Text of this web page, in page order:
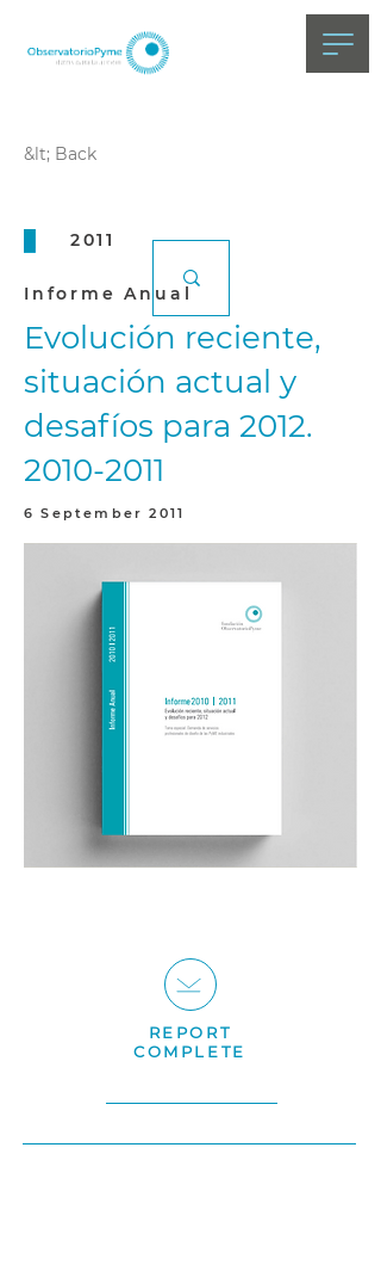
&lt; Back
2011
Informe Anual
Evolución reciente,
situación actual y
desafíos para 2012.
2010-2011
6 September 2011
REPORT
COMPLETE